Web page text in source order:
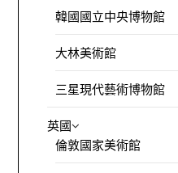
韓國國立中央博物館
大林美術館
三星現代藝術博物館
英國
倫敦國家美術館